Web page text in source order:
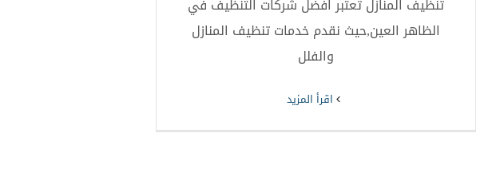
تنظيف المنازل تعتبر افضل شركات التنظيف في
الظاهر العين,حيث نقدم خدمات تنظيف المنازل
والفلل
‫اقرأ المزيد